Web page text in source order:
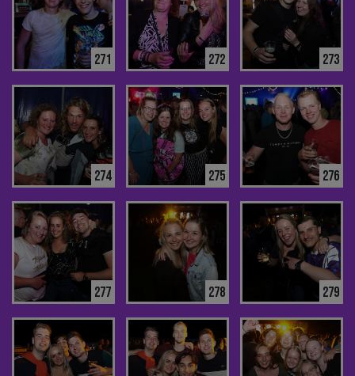
271 272 273
274 275 276
277 278 279